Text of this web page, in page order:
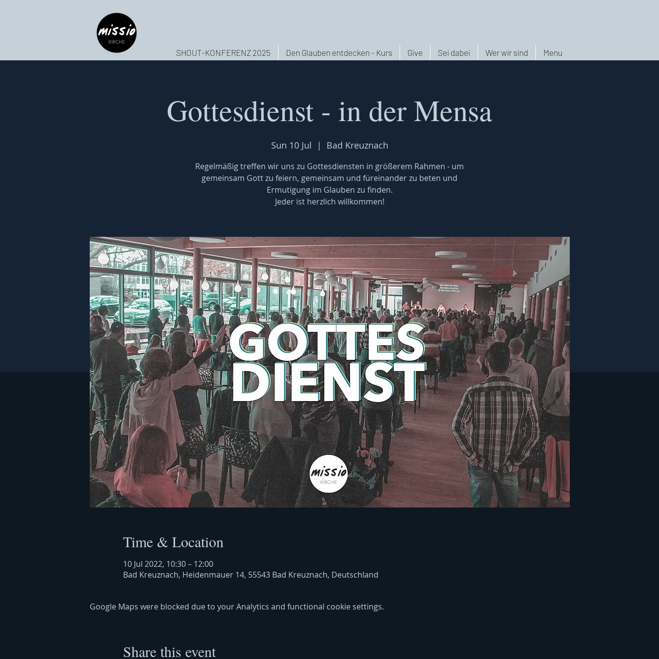
Menu
Wer wir sind
Sei dabei
Give
Den Glauben entdecken - Kurs
SHOUT-KONFERENZ 2025
Gottesdienst - in der Mensa
Sun 10 Jul
  |
Bad Kreuznach
Regelmäßig treffen wir uns zu Gottesdiensten in größerem Rahmen - um
gemeinsam Gott zu feiern, gemeinsam und füreinander zu beten und
Ermutigung im Glauben zu finden.
Jeder ist herzlich willkommen!
Time & Location
10 Jul 2022, 10:30 – 12:00
Bad Kreuznach, Heidenmauer 14, 55543 Bad Kreuznach, Deutschland
Google Maps were blocked due to your Analytics and functional cookie settings.
Share this event